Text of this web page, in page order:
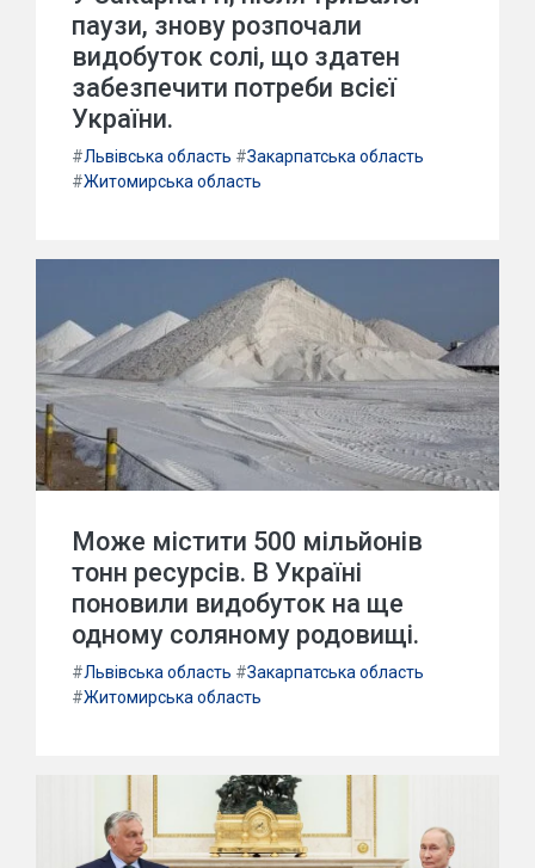
паузи, знову розпочали
видобуток солі, що здатен
забезпечити потреби всієї
України.
#Львівська область #Закарпатська область
#Житомирська область
Може містити 500 мільйонів
тонн ресурсів. В Україні
поновили видобуток на ще
одному соляному родовищі.
#Львівська область #Закарпатська область
#Житомирська область